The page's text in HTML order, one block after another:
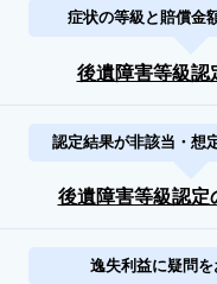
症状の等級と賠償金
後遺障害等級認
認定結果が非該当・想
後遺障害等級認定
逸失利益に疑問